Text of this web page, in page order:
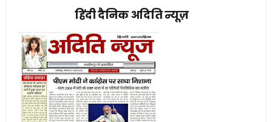
हिंदी दैनिक अदिति न्यूज़